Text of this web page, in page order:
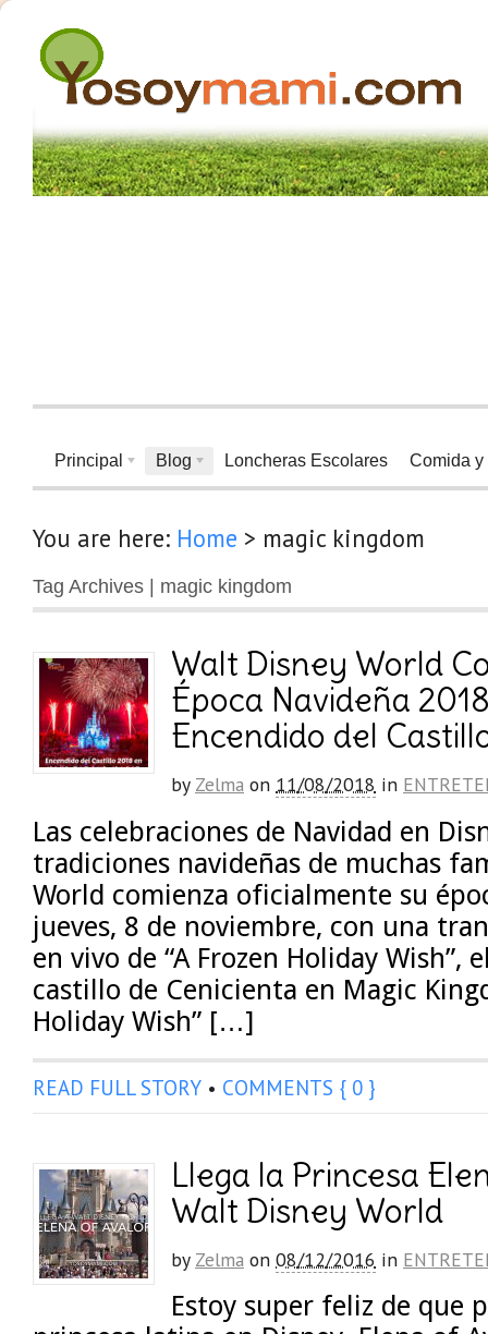
Principal Blog Loncheras Escolares Comida y
You are here: Home > magic kingdom
Tag Archives | magic kingdom
Walt Disney World
Época Navideña
Encendido del
by Zelma on 11/08/2018 in
Las celebraciones de Navidad en
tradiciones navideñas de muchas
World comienza oficialmente su
jueves, 8 de noviembre, con una
en vivo de “A Frozen Holiday Wish”,
castillo de Cenicienta en Magic
Holiday Wish” […]
READ FULL STORY • COMMENTS { 0 }
Llega la Princesa
Walt Disney World
by Zelma on 08/12/2016 in
Estoy super feliz de que